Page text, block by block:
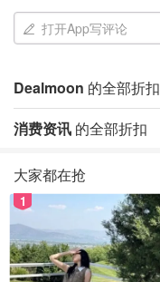
打开App写评论
Dealmoon 的全部折扣
消费资讯 的全部折扣
大家都在抢
1